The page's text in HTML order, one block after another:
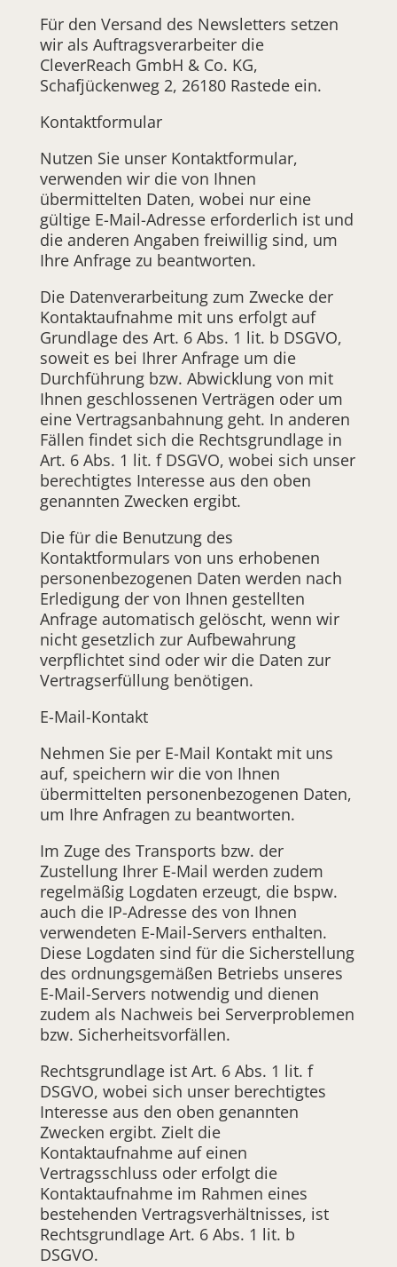
Für den Versand des Newsletters setzen
wir als Auftragsverarbeiter die
CleverReach GmbH & Co. KG,
Schafjückenweg 2, 26180 Rastede ein.
Kontaktformular
Nutzen Sie unser Kontaktformular,
verwenden wir die von Ihnen
übermittelten Daten, wobei nur eine
gültige E-Mail-Adresse erforderlich ist und
die anderen Angaben freiwillig sind, um
Ihre Anfrage zu beantworten.
Die Datenverarbeitung zum Zwecke der
Kontaktaufnahme mit uns erfolgt auf
Grundlage des Art. 6 Abs. 1 lit. b DSGVO,
soweit es bei Ihrer Anfrage um die
Durchführung bzw. Abwicklung von mit
Ihnen geschlossenen Verträgen oder um
eine Vertragsanbahnung geht. In anderen
Fällen findet sich die Rechtsgrundlage in
Art. 6 Abs. 1 lit. f DSGVO, wobei sich unser
berechtigtes Interesse aus den oben
genannten Zwecken ergibt.
Die für die Benutzung des
Kontaktformulars von uns erhobenen
personenbezogenen Daten werden nach
Erledigung der von Ihnen gestellten
Anfrage automatisch gelöscht, wenn wir
nicht gesetzlich zur Aufbewahrung
verpflichtet sind oder wir die Daten zur
Vertragserfüllung benötigen.
E-Mail-Kontakt
Nehmen Sie per E-Mail Kontakt mit uns
auf, speichern wir die von Ihnen
übermittelten personenbezogenen Daten,
um Ihre Anfragen zu beantworten.
Im Zuge des Transports bzw. der
Zustellung Ihrer E-Mail werden zudem
regelmäßig Logdaten erzeugt, die bspw.
auch die IP-Adresse des von Ihnen
verwendeten E-Mail-Servers enthalten.
Diese Logdaten sind für die Sicherstellung
des ordnungsgemäßen Betriebs unseres
E-Mail-Servers notwendig und dienen
zudem als Nachweis bei Serverproblemen
bzw. Sicherheitsvorfällen.
Rechtsgrundlage ist Art. 6 Abs. 1 lit. f
DSGVO, wobei sich unser berechtigtes
Interesse aus den oben genannten
Zwecken ergibt. Zielt die
Kontaktaufnahme auf einen
Vertragsschluss oder erfolgt die
Kontaktaufnahme im Rahmen eines
bestehenden Vertragsverhältnisses, ist
Rechtsgrundlage Art. 6 Abs. 1 lit. b
DSGVO.